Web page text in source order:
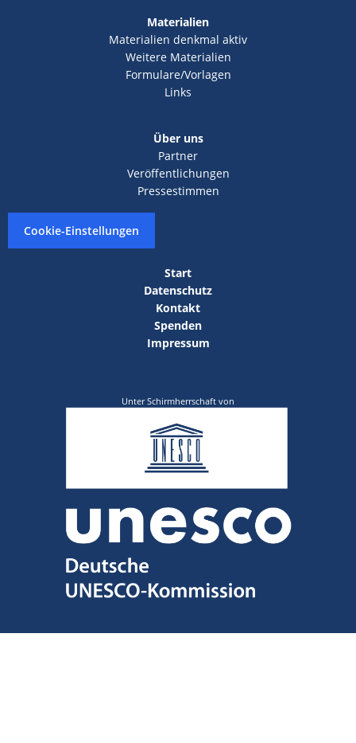
Materialien
Materialien denkmal aktiv
Weitere Materialien
Formulare/Vorlagen
Links
Über uns
Partner
Veröffentlichungen
Pressestimmen
Cookie-Einstellungen
Start
Datenschutz
Kontakt
Spenden
Impressum
Unter Schirmherrschaft von